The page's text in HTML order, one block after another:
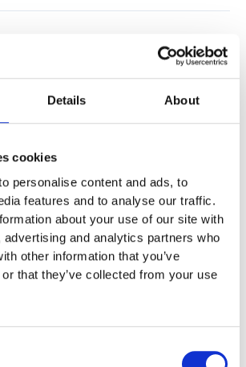
Details About
cookies
personalise content and ads, to
features and to analyse our traffic.
about your use of our site with
advertising and analytics partners who
other information that you’ve
that they’ve collected from your use
kan avvika mot de bilder som visas